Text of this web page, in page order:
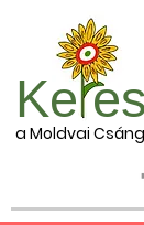
Ke
a Moldvai